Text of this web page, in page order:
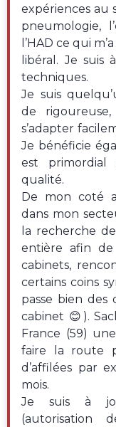
expériences au
pneumologie,
l’HAD ce qui
libéral. Je suis
techniques.
Je suis quelqu’un
de
s’adapter
Je bénéficie
est
qualité.
De mon coté
dans mon
la recherche
entière afin
cabinets,
certains coins
passe bien des
cabinet 😊).
France (59)
faire la route
d’affilées par
mois.
Je suis à
(autorisation